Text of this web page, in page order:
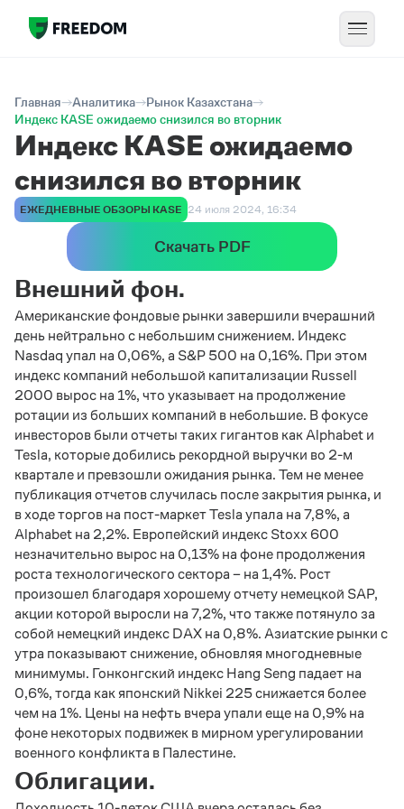
Главная Аналитика
Рынок Казахстана
Индекс KASE ожидаемо снизился во вторник
Индекс KASE ожидаемо
снизился во вторник
ЕЖЕДНЕВНЫЕ ОБЗОРЫ KASE 24 июля 2024, 16:34
Скачать PDF
Внешний фон.
Американские фондовые рынки завершили вчерашний
день нейтрально с небольшим снижением. Индекс
Nasdaq упал на 0,06%, а S&P 500 на 0,16%. При этом
индекс компаний небольшой капитализации Russell
2000 вырос на 1%, что указывает на продолжение
ротации из больших компаний в небольшие. В фокусе
инвесторов были отчеты таких гигантов как Alphabet и
Tesla, которые добились рекордной выручки во 2-м
квартале и превзошли ожидания рынка. Тем не менее
публикация отчетов случилась после закрытия рынка, и
в ходе торгов на пост-маркет Tesla упала на 7,8%, а
Alphabet на 2,2%. Европейский индекс Stoxx 600
незначительно вырос на 0,13% на фоне продолжения
роста технологического сектора – на 1,4%. Рост
произошел благодаря хорошему отчету немецкой SAP,
акции которой выросли на 7,2%, что также потянуло за
собой немецкий индекс DAX на 0,8%. Азиатские рынки с
утра показывают снижение, обновляя многодневные
минимумы. Гонконгский индекс Hang Seng падает на
0,6%, тогда как японский Nikkei 225 снижается более
чем на 1%. Цены на нефть вчера упали еще на 0,9% на
фоне некоторых подвижек в мирном урегулировании
военного конфликта в Палестине.
Облигации.